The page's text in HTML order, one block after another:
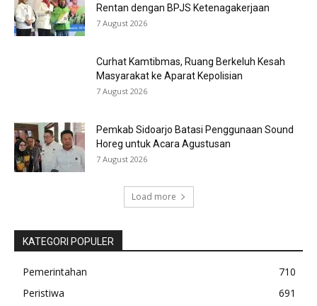
Rentan dengan BPJS Ketenagakerjaan
7 August 2026
Curhat Kamtibmas, Ruang Berkeluh Kesah
Masyarakat ke Aparat Kepolisian
7 August 2026
Pemkab Sidoarjo Batasi Penggunaan Sound
Horeg untuk Acara Agustusan
7 August 2026
Load more
KATEGORI POPULER
Pemerintahan
710
Peristiwa
691